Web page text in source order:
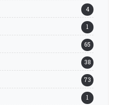
4
1
65
38
73
1